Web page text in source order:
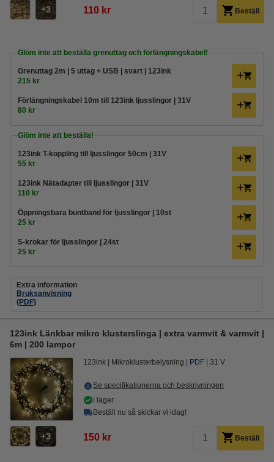
3 110 kr Beställ
Glöm inte att beställa grenuttag och förlängningskabel!
Grenuttag 2m | 5 uttag + USB | svart | 123ink
215 kr
Förlängningskabel 10m till 123ink ljusslingor | 31V
80 kr
Glöm inte att beställa!
123ink T-koppling till ljusslingor 50cm | 31V
55 kr
123ink Nätadapter till ljusslingor | 31V
110 kr
Öppningsbara buntband för ljusslingor | 10st
25 kr
S-krokar för ljusslingor | 24st
25 kr
Extra information
Bruksanvisning
(PDF)
123ink Länkbar mikro klusterslinga | extra varmvit & varmvit |
6m | 200 lampor
3
123ink Mikroklusterbelysning PDF 31 V
Se specifikationerna och beskrivningen
i lager
Beställ nu så skickar vi idag!
150 kr Beställ